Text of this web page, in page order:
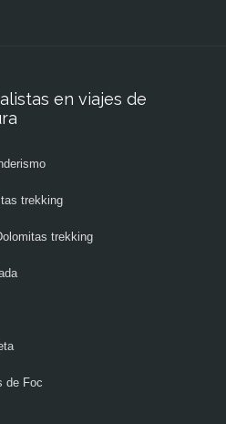
en viajes de
trekking
trekking
de Foc